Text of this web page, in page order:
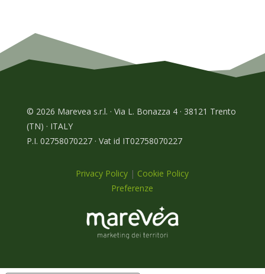
© 2026 Marevea s.r.l. · Via L. Bonazza 4 · 38121 Trento
(TN) · ITALY
P.I. 02758070227 · Vat id IT02758070227
Privacy Policy | Cookie Policy
Preferenze